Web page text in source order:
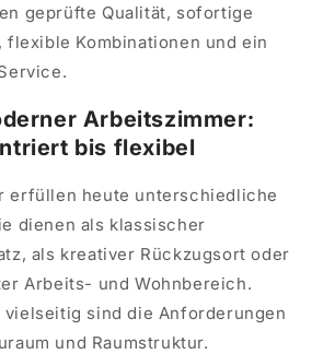
geprüfte Qualität, sofortige
flexible Kombinationen und ein
Arbeitszimmer:
bis flexibel
erfüllen heute unterschiedliche
dienen als klassischer
als kreativer Rückzugsort oder
Arbeits- und Wohnbereich.
vielseitig sind die Anforderungen
und Raumstruktur.